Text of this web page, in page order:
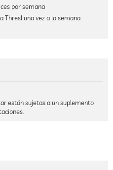
por semana
Thresl una vez a la semana
están sujetas a un suplemento